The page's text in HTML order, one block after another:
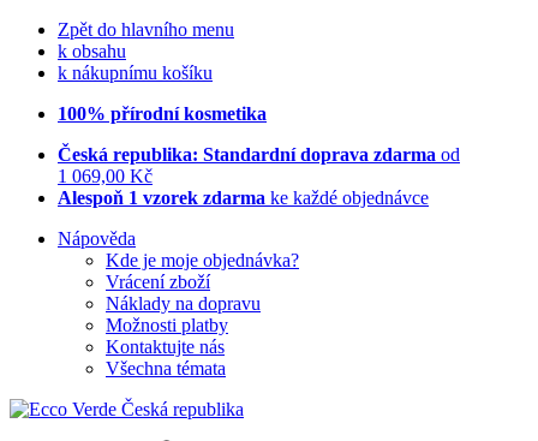
Zpět do hlavního menu
k obsahu
k nákupnímu košíku
100% přírodní kosmetika
Česká republika: Standardní doprava zdarma od
1 069,00 Kč
Alespoň 1 vzorek zdarma ke každé objednávce
Nápověda
Kde je moje objednávka?
Vrácení zboží
Náklady na dopravu
Možnosti platby
Kontaktujte nás
Všechna témata